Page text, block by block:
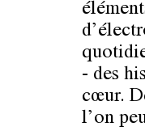
- des
cœur.
l’on